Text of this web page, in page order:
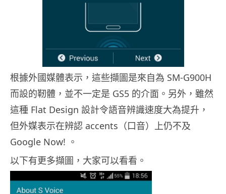
根據外國媒體表示，這些擷圖是來自為 SM-G900H
而設的靭體，並不一定是 GS5 的介面。另外，雖然
這種 Flat Design 設計令語音辨識速度大為提升，
但外媒表示在辨認 accents（口音）上仍不及
Google Now! 。
以下有更多擷圖，大家可以看看。